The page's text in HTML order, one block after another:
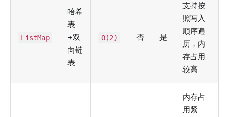
ListMap
哈希
表
+双
向链
表
O(2) 否 是
支持按
照写入
顺序遍
历，内
存占用
较高
内存占
用紧